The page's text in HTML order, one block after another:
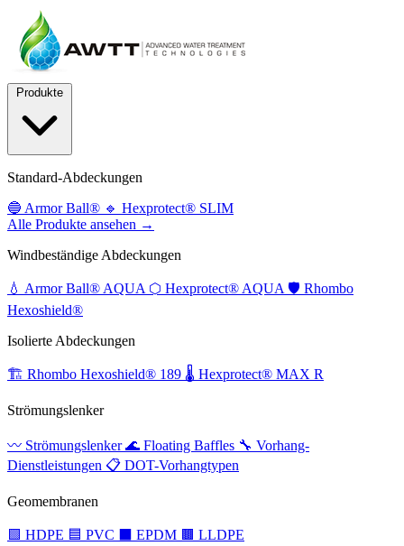
Standard-Abdeckungen
🔵 Armor Ball® 🔹 Hexprotect® SLIM
Alle Produkte ansehen →
Windbeständige Abdeckungen
💧 Armor Ball® AQUA ⬡ Hexprotect® AQUA 🛡️ Rhombo
Hexoshield®
Isolierte Abdeckungen
🏗️ Rhombo Hexoshield® 189 🌡️ Hexprotect® MAX R
Strömungslenker
〰️ Strömungslenker🌊 Floating Baffles 🔧 Vorhang-
Dienstleistungen 📋 DOT-Vorhangtypen
Geomembranen
🟩 HDPE 🟦 PVC EPDM 🟫 LLDPE